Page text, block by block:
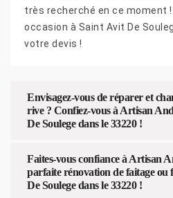
très recherché en ce moment
occasion à Saint Avit De
votre devis !
Envisagez-vous de réparer et
rive ? Confiez-vous à Artisan
De Soulege dans le 33220 !
Faites-vous confiance à Artisan
parfaite rénovation de faitage ou
De Soulege dans le 33220 !